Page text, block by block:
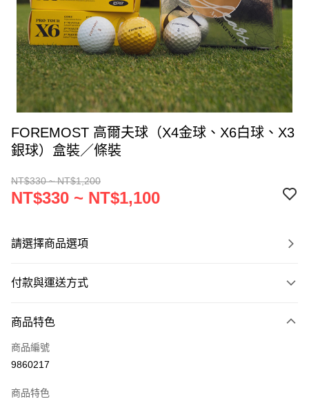
FOREMOST 高爾夫球（X4金球、X6白球、X3
銀球）盒裝／條裝
NT$330 ~ NT$1,200
NT$330 ~ NT$1,100
請選擇商品選項
付款與運送方式
信用卡一次付款
超商取貨付款
商品特色
商品編號
9860217
商品特色